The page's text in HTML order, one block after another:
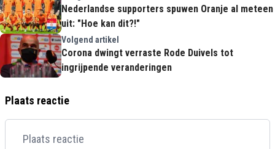
Nederlandse supporters spuwen Oranje al meteen
uit: "Hoe kan dit?!"
Volgend artikel
Corona dwingt verraste Rode Duivels tot
ingrijpende veranderingen
Plaats reactie